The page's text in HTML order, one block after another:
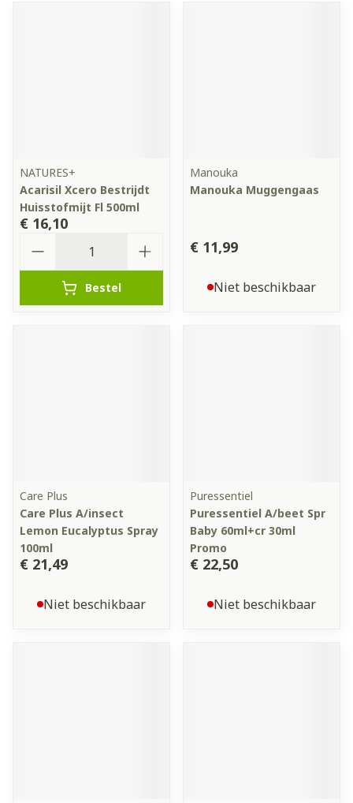
NATURES+
Acarisil Xcero Bestrijdt
Huisstofmijt Fl 500ml
€ 16,10
Bestel
Manouka
Manouka Muggengaas
€ 11,99
Niet beschikbaar
Care Plus
Care Plus A/insect
Lemon Eucalyptus Spray
100ml
€ 21,49
Niet beschikbaar
Puressentiel
Puressentiel A/beet Spr
Baby 60ml+cr 30ml
Promo
€ 22,50
Niet beschikbaar